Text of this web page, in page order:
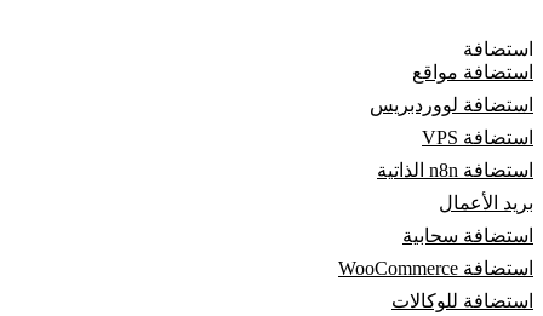
استضافة
استضافة مواقع
استضافة لووردبريس
استضافة VPS
استضافة n8n الذاتية
بريد الأعمال
استضافة سحابية
استضافة WooCommerce
استضافة للوكالات